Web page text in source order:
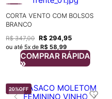
CORTA VENTO COM BOLSOS
BRANCO
R$ 347,00 R$ 294,95
ou até 5x de R$ 58,99
COMPRAR RÁPIDA
20%OFF